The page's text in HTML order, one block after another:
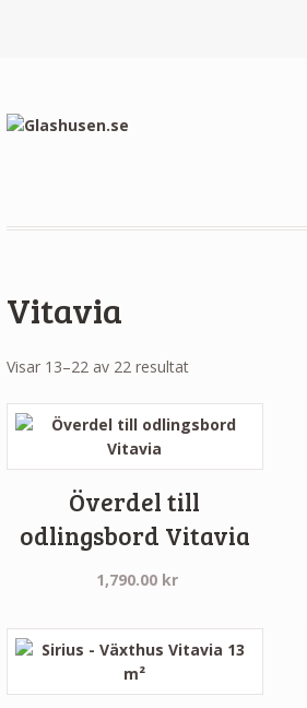
Vitavia
Visar 13–22 av 22 resultat
Överdel till
odlingsbord Vitavia
1,790.00 kr